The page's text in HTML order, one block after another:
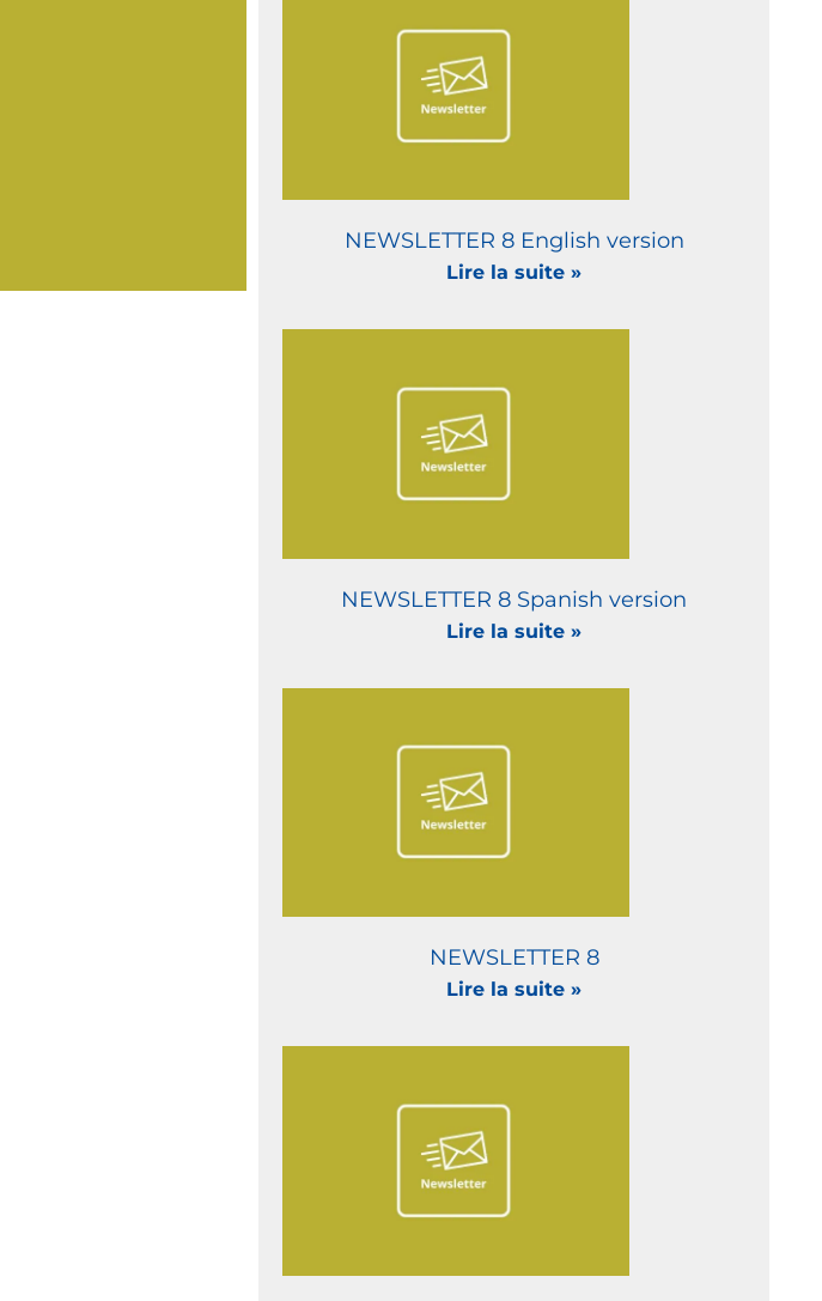
NEWSLETTER 8 English version
Lire la suite »
NEWSLETTER 8 Spanish version
Lire la suite »
NEWSLETTER 8
Lire la suite »